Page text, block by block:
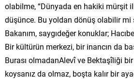
olabilme, “Dünyada en hakiki mürşit
düşünce. Bu yoldan dönüş olabilir mi
Bakanım, saygıdeğer konuklar;
Bir kültürün merkezi, bir inancın da
Burası olmadanAlevî ve Bektaşîliği bir
koysanız da olmaz, boşta kalır bir